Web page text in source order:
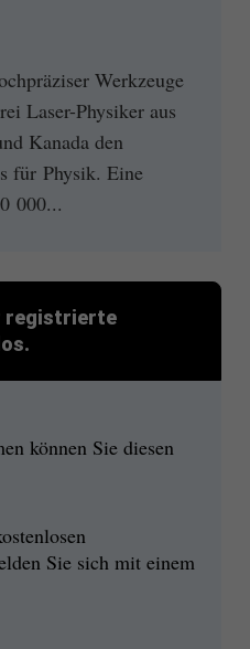
Werkzeuge
Laser-Physiker aus
Kanada den
für Physik. Eine
000...
registrierte
können Sie diesen
Sie sich mit einem